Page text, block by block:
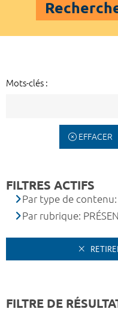
Mots-clés :
EFFACER
FILTRES ACTIFS
Par type de contenu:
Par rubrique:
FILTRE DE